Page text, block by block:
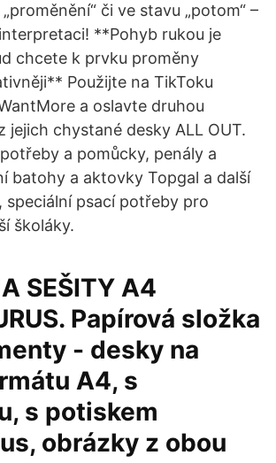
či ve stavu „potom“ –
**Pohyb rukou je
chcete k prvku proměny
Použijte na TikToku
a oslavte druhou
jejich chystané desky ALL OUT.
a pomůcky, penály a
batohy a aktovky Topgal a další
speciální psací potřeby pro
školáky.
SEŠITY A4
Papírová složka
- desky na
A4, s
s potiskem
obrázky z obou